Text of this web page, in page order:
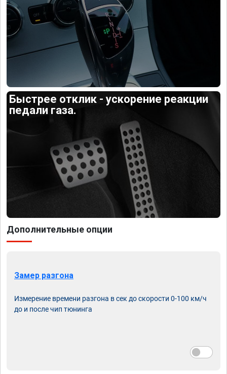
Быстрее отклик - ускорение реакции
педали газа.
Дополнительные опции
Замер разгона
Измерение времени разгона в сек до скорости 0-100 км/ч
до и после чип тюнинга